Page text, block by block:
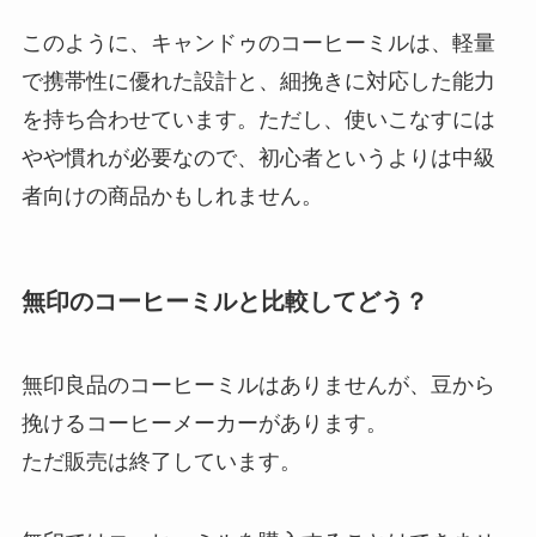
このように、キャンドゥのコーヒーミルは、軽量
で携帯性に優れた設計と、細挽きに対応した能力
を持ち合わせています。ただし、使いこなすには
やや慣れが必要なので、初心者というよりは中級
者向けの商品かもしれません。
無印のコーヒーミルと比較してどう？
無印良品のコーヒーミルはありませんが、豆から
挽けるコーヒーメーカーがあります。
ただ販売は終了しています。